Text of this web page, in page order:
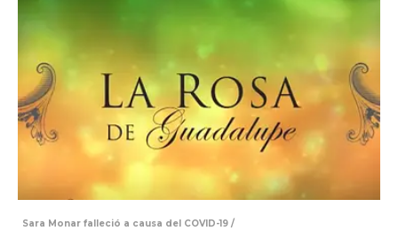
Sara Monar falleció a causa del COVID-19 /